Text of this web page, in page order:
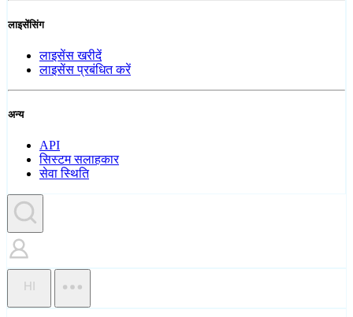
लाइसेंसिंग
लाइसेंस खरीदें
लाइसेंस प्रबंधित करें
अन्य
API
सिस्टम सलाहकार
सेवा स्थिति
HI